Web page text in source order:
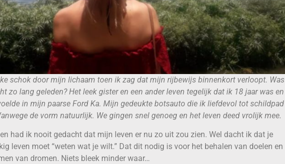
schok door mijn lichaam toen ik zag dat mijn rijbewijs binnenkort verloopt. Was
zo lang geleden? Het leek gister en een ander leven tegelijk dat ik 18 jaar was en
in mijn paarse Ford Ka. Mijn gedeukte botsauto die ik liefdevol tot schildpad
de vorm natuurlijk. We gingen snel genoeg en het leven deed vrolijk mee.
had ik nooit gedacht dat mijn leven er nu zo uit zou zien. Wel dacht ik dat je
leven moet “weten wat je wilt.” Dat dit nodig is voor het behalen van doelen en
van dromen. Niets bleek minder waar…